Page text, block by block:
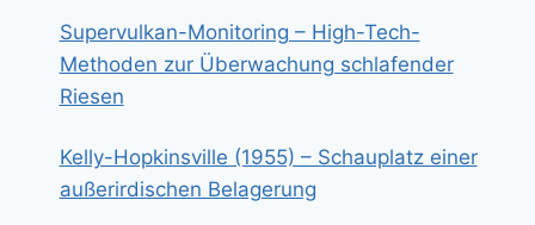
Supervulkan-Monitoring – High-Tech-
Methoden zur Überwachung schlafender
Riesen
Kelly-Hopkinsville (1955) – Schauplatz einer
außerirdischen Belagerung